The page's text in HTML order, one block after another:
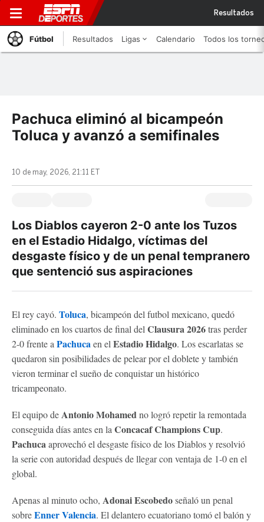
Resultados
Fútbol Resultados Ligas Calendario Todos los
Pachuca eliminó al bicampeón
Toluca y avanzó a semifinales
10 de may, 2026, 21:11 ET
Los Diablos cayeron 2-0 ante los Tuzos
en el Estadio Hidalgo, víctimas del
desgaste físico y de un penal tempranero
que sentenció sus aspiraciones
El rey cayó. Toluca, bicampeón del futbol mexicano, quedó
eliminado en los cuartos de final del Clausura 2026tras perder
2-0 frente a Pachucaen el Estadio Hidalgo. Los escarlatas se
quedaron sin posibilidades de pelear por el doblete y también
vieron terminar el sueño de conquistar un histórico
tricampeonato.
El equipo deAntonio Mohamedno logró repetir la remontada
conseguida días antes en la Concacaf Champions Cup.
Pachucaaprovechó el desgaste físico de los Diablos y resolvió
la serie con autoridad después de llegar con ventaja de 1-0 en el
global.
Apenas al minuto ocho, Adonai Escobedoseñaló un penal
sobreEnner Valencia. El delantero ecuatoriano tomó el balón y